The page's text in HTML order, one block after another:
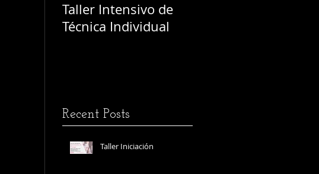
Taller Intensivo de
Técnica Individual
Recent Posts
Taller Iniciación